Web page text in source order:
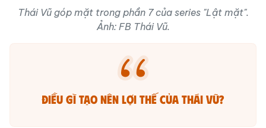
Thái Vũ góp mặt trong phần 7 của series "Lật mặt".
Ảnh: FB Thái Vũ.
Điều gì tạo nên lợi thế của Thái Vũ?